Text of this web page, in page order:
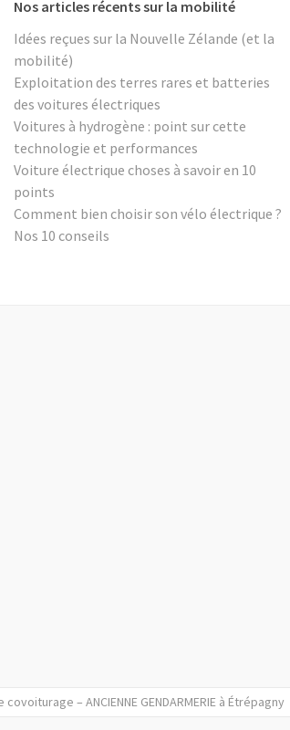
Nos articles récents sur la mobilité
Idées reçues sur la Nouvelle Zélande (et la
mobilité)
Exploitation des terres rares et batteries
des voitures électriques
Voitures à hydrogène : point sur cette
technologie et performances
Voiture électrique choses à savoir en 10
points
Comment bien choisir son vélo électrique ?
Nos 10 conseils
covoiturage – ANCIENNE GENDARMERIE à Étrépagny